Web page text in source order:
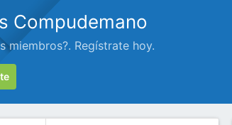
Compudemano
miembros?. Regístrate hoy.